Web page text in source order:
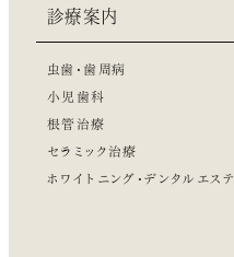
診療案内
虫歯・歯周病
小児歯科
根管治療
セラミック治療
ホワイトニング・デンタルエステ